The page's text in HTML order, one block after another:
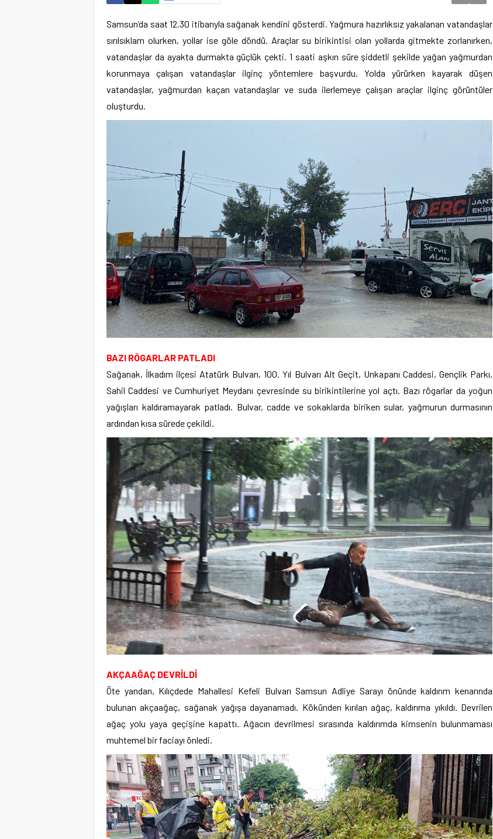
Samsun’da saat 12.30 itibarıyla sağanak kendini gösterdi. Yağmura hazırlıksız yakalanan vatandaşlar
sırılsıklam olurken, yollar ise göle döndü. Araçlar su birikintisi olan yollarda gitmekte zorlanırken,
vatandaşlar da ayakta durmakta güçlük çekti. 1 saati aşkın süre şiddetli şekilde yağan yağmurdan
korunmaya çalışan vatandaşlar ilginç yöntemlere başvurdu. Yolda yürürken kayarak düşen
vatandaşlar, yağmurdan kaçan vatandaşlar ve suda ilerlemeye çalışan araçlar ilginç görüntüler
oluşturdu.
BAZI RÖGARLAR PATLADI
Sağanak, İlkadım ilçesi Atatürk Bulvarı, 100. Yıl Bulvarı Alt Geçit, Unkapanı Caddesi, Gençlik Parkı,
Sahil Caddesi ve Cumhuriyet Meydanı çevresinde su birikintilerine yol açtı. Bazı rögarlar da yoğun
yağışları kaldıramayarak patladı. Bulvar, cadde ve sokaklarda biriken sular, yağmurun durmasının
ardından kısa sürede çekildi.
AKÇAAĞAÇ DEVRİLDİ
Öte yandan, Kılıçdede Mahallesi Kefeli Bulvarı Samsun Adliye Sarayı önünde kaldırım kenarında
bulunan akçaağaç, sağanak yağışa dayanamadı. Kökünden kırılan ağaç, kaldırıma yıkıldı. Devrilen
ağaç yolu yaya geçişine kapattı. Ağacın devrilmesi sırasında kaldırımda kimsenin bulunmaması
muhtemel bir faciayı önledi.